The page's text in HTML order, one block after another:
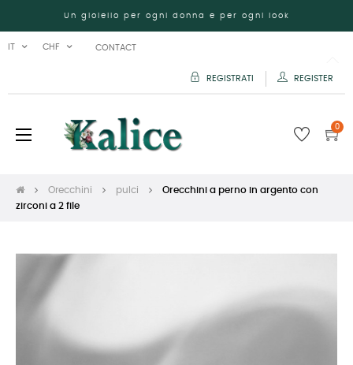
Un gioiello per ogni donna e per ogni look
IT CHF CONTACT
REGISTRATI REGISTER
navigazione
☰ 0
Orecchini pulci
Orecchini a perno in argento con
zirconi a 2 file